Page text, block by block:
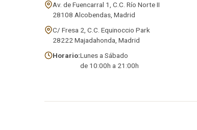
Av. de Fuencarral 1, C.C. Río Norte II
28108 Alcobendas, Madrid
C/ Fresa 2, C.C. Equinoccio Park
28222 Majadahonda, Madrid
Horario:Lunes a Sábado
de 10:00h a 21:00h